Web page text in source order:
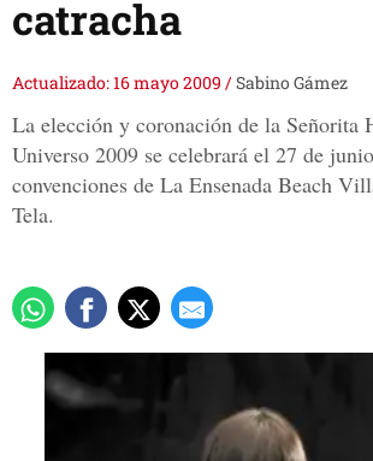
catracha
Actualizado: 16 mayo 2009 /Sabino Gámez
La elección y coronación de la Señorita
Universo 2009 se celebrará el 27 de
convenciones de La Ensenada Beach
Tela.